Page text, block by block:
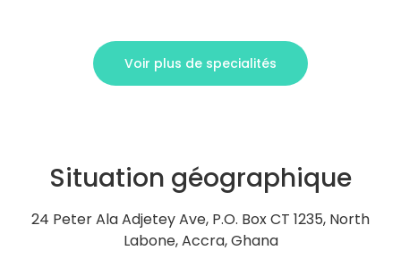
Voir plus de specialités
Situation géographique
24 Peter Ala Adjetey Ave, P.O. BoxCT 1235, North
Labone, Accra, Ghana